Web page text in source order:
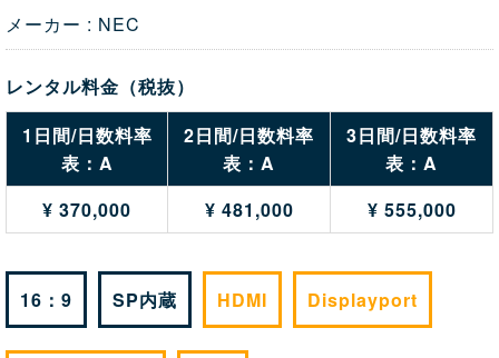
メーカー : NEC
レンタル料金（税抜）
1日間/日数料率
表：A
2日間/日数料率
表：A
3日間/日数料率
表：A
¥ 370,000
¥ 481,000 ¥ 555,000
16：9 SP内蔵 HDMI Displayport